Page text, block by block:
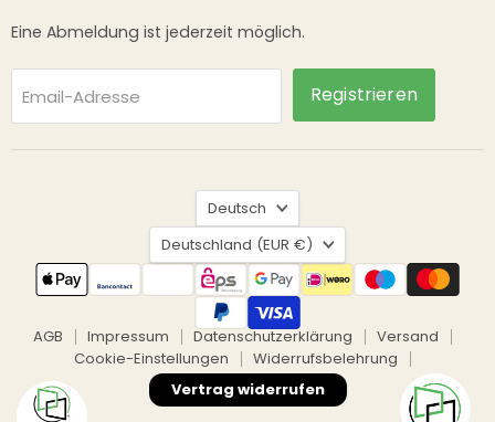
Eine Abmeldung ist jederzeit möglich.
Email-Adresse Registrieren
Sprache
Deutsch
Land
Deutschland (EUR €)
AGB Impressum Datenschutzerklärung
Versand
Cookie-Einstellungen
Widerrufsbelehrung
Vertrag widerrufen